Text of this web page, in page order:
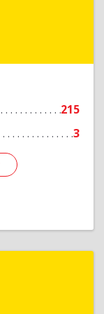
215
3
Камышин,